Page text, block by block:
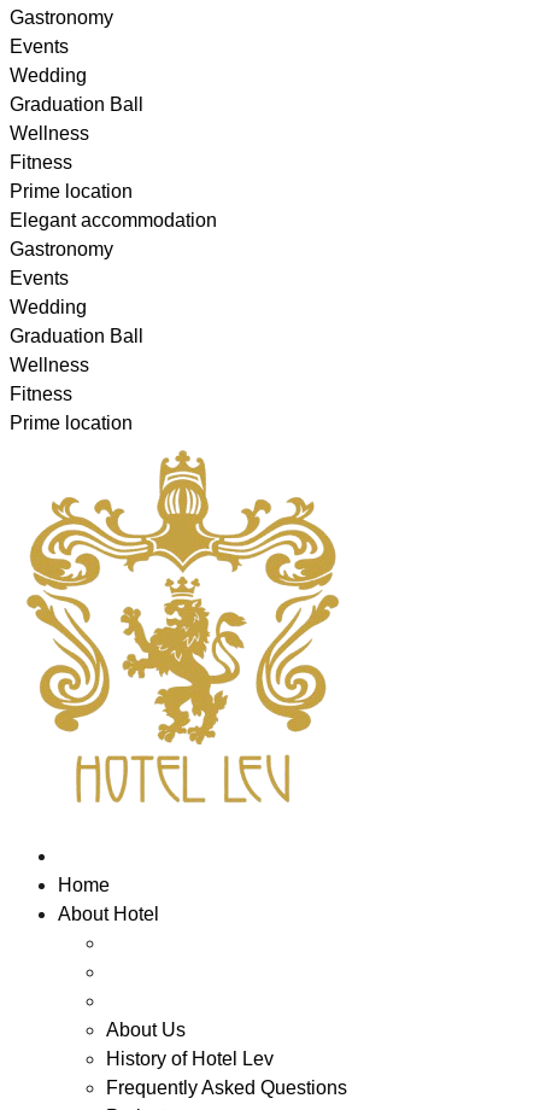
to
content
Gastronomy
Events
Wedding
Graduation Ball
Wellness
Fitness
Prime location
Elegant accommodation
Gastronomy
Events
Wedding
Graduation Ball
Wellness
Fitness
Prime location
Home
About Hotel
About Us
History of Hotel Lev
Frequently Asked Questions